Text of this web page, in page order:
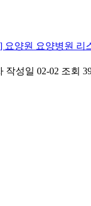
요양원 요양병원 리
작성일 02-02 조회